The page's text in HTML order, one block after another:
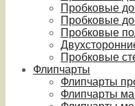
Пробковые
Пробковые
Пробковые
Пробковые
Флипчарты
Флипчарты
Флипчарты